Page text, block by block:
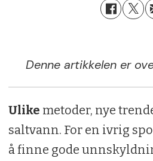
Denne artikkelen er
Ulike metoder, nye
saltvann. For en ivrig
å finne gode